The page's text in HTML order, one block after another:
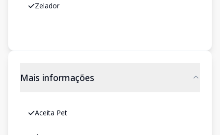
Zelador
Mais informações
Aceita Pet